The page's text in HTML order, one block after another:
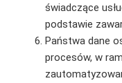
świadczące
podstawie
Państwa dane
procesów, w